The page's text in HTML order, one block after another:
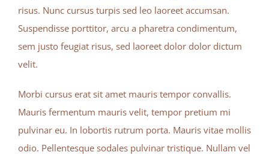
risus. Nunc cursus turpis sed leo laoreet accumsan.
Suspendisse porttitor, arcu a pharetra condimentum,
sem justo feugiat risus, sed laoreet dolor dolor dictum
velit.
Morbi cursus erat sit amet mauris tempor convallis.
Mauris fermentum mauris velit, tempor pretium mi
pulvinar eu. In lobortis rutrum porta. Mauris vitae mollis
odio. Pellentesque sodales pulvinar tristique. Nullam vel